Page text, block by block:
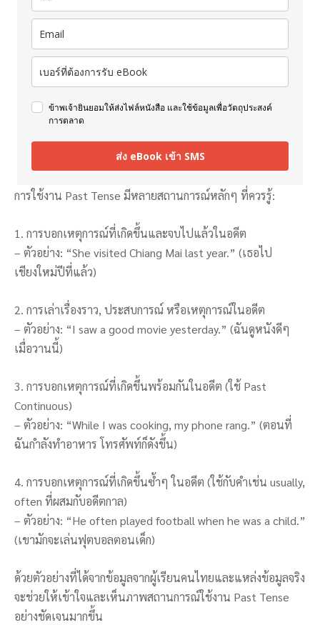
ข้าพเจ้ายินยอมให้ส่งไฟล์หนังสือ และใช้ข้อมูลเพื่อวัตถุประสงค์
การตลาด
ส่ง eBook เข้า SMS
การใช้งาน Past Tense มีหลายสถานการณ์หลักๆ ที่ควรรู้:
1. การบอกเหตุการณ์ที่เกิดขึ้นและจบไปแล้วในอดีต
– ตัวอย่าง: “She visited Chiang Mai last year.” (เธอไป
เชียงใหม่ปีที่แล้ว)
2. การเล่าเรื่องราว, ประสบการณ์ หรือเหตุการณ์ในอดีต
– ตัวอย่าง: “I saw a good movie yesterday.” (ฉันดูหนังดีๆ
เมื่อวานนี้)
3. การบอกเหตุการณ์ที่เกิดขึ้นพร้อมกันในอดีต (ใช้ Past
Continuous)
– ตัวอย่าง: “While I was cooking, my phone rang.” (ตอนที่
ฉันกำลังทำอาหาร โทรศัพท์ก็ดังขึ้น)
4. การบอกเหตุการณ์ที่เกิดขึ้นซ้ำๆ ในอดีต (ใช้กับคำเช่น usually,
often ที่ผสมกับอดีตกาล)
– ตัวอย่าง: “He often played football when he was a child.”
(เขามักจะเล่นฟุตบอลตอนเด็ก)
ด้วยตัวอย่างที่ได้จากข้อมูลจากผู้เรียนคนไทยและแหล่งข้อมูลจริง
จะช่วยให้เข้าใจและเห็นภาพสถานการณ์ใช้งาน Past Tense
อย่างชัดเจนมากขึ้น